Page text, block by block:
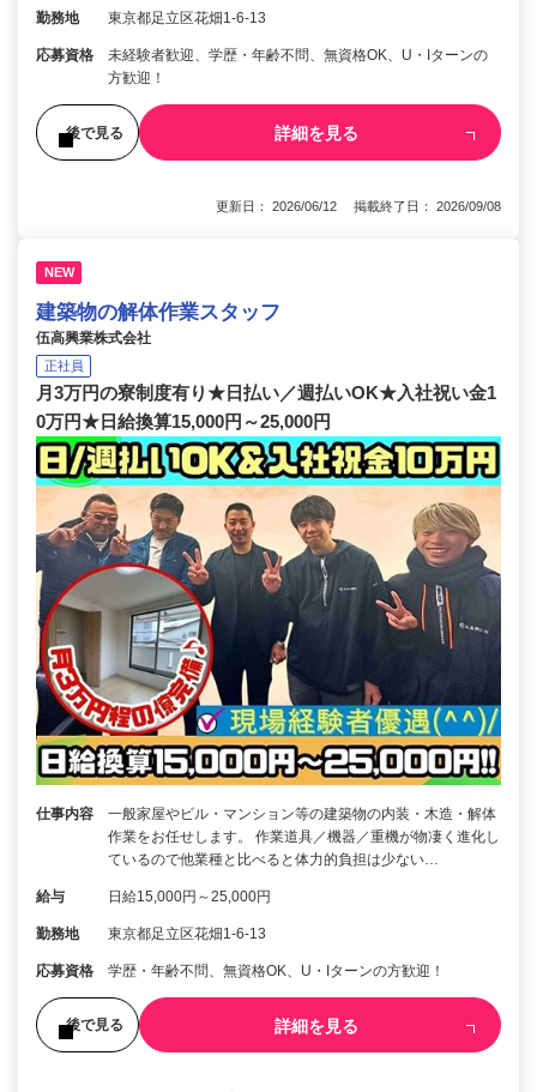
勤務地 東京都足立区花畑1-6-13
応募資格
未経験者歓迎、学歴・年齢不問、無資格OK、U・Iターンの
方歓迎！
後で見る 詳細を見る
更新日： 2026/06/12 掲載終了日： 2026/09/08
NEW
建築物の解体作業スタッフ
伍高興業株式会社
正社員
月3万円の寮制度有り★日払い／週払いOK★入社祝い金1
0万円★日給換算15,000円～25,000円
仕事内容
一般家屋やビル・マンション等の建築物の内装・木造・解体
作業をお任せします。 作業道具／機器／重機が物凄く進化し
ているので他業種と比べると体力的負担は少ない…
給与 日給15,000円～25,000円
勤務地 東京都足立区花畑1-6-13
応募資格 学歴・年齢不問、無資格OK、U・Iターンの方歓迎！
後で見る 詳細を見る